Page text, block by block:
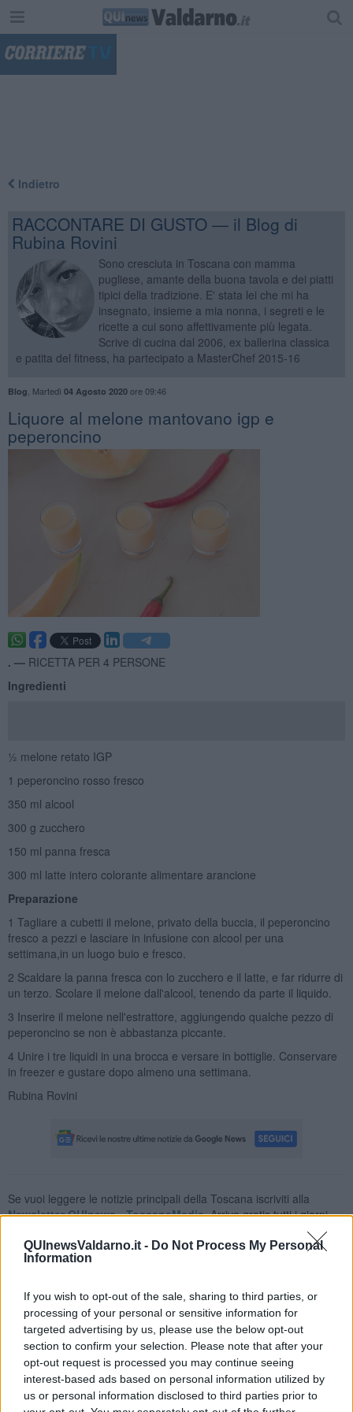
QUInewsValdarno.it - Do Not Process My Personal
Information
If you wish to opt-out of the sale, sharing to third parties, or
processing of your personal or sensitive information for
targeted advertising by us, please use the below opt-out
section to confirm your selection. Please note that after your
opt-out request is processed you may continue seeing
interest-based ads based on personal information utilized by
us or personal information disclosed to third parties prior to
Indietro
RACCONTARE DI GUSTO — il Blog di
Rubina Rovini
Sono cresciuta in Toscana con mamma
pugliese, amante della buona tavola e dei piatti
tipici della tradizione. E' stata lei che mi ha
insegnato, insieme a mia nonna, i segreti e le
ricette a cui sono affettivamente più legata.
Scrive di cucina dal 2006, ex ballerina classica
e patita del fitness, ha partecipato a MasterChef 2015-16
Blog Martedì 04 Agosto 2020ore 09:46
Liquore al melone mantovano igp e
peperoncino
. — RICETTA PER 4 PERSONE
Ingredienti
½ melone retato IGP
1 peperoncino rosso fresco
350 ml alcool
300 g zucchero
150 ml panna fresca
300 ml latte intero colorante alimentare arancione
Preparazione
1 Tagliare a cubetti il melone, privato della buccia, il peperoncino
fresco a pezzi e lasciare in infusione con alcool per una
settimana,in un luogo buio e fresco.
2 Scaldare la panna fresca con lo zucchero e il latte, e far ridurre di
un terzo. Scolare il melone dall'alcool, tenendo da parte il liquido.
3 Inserire il melone nell'estrattore, aggiungendo qualche pezzo di
peperoncino se non è abbastanza piccante.
4 Unire i tre liquidi in una brocca e versare in bottiglie. Conservare
in freezer e gustare dopo almeno una settimana.
Rubina Rovini
Se vuoi leggere le notizie principali della Toscana iscriviti alla
Newsletter QUInews - ToscanaMedia.Arriva gratis tutti i giorni
Basta cliccareQUI
Articoli dal Blog “Raccontare di Gusto” di Rubina Rovini
Vellutata di cime di rapa al cumino e latte di cocco
Spaghetti con crema di zucca e...
Crostatina con crema al grana padano, gelatina al melone e
lavanda
Meloncino, liquore al melone mantovano IGP